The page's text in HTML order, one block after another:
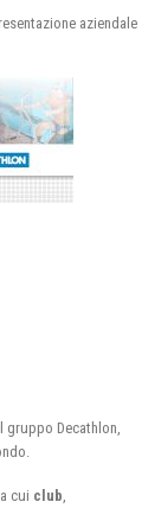
aziendale
Decathlon,
cui club